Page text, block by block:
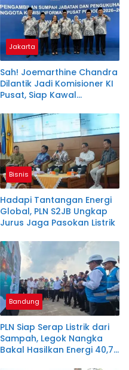
Jakarta
Sah! Joemarthine Chandra
Dilantik Jadi Komisioner KI
Pusat, Siap Kawal
Bisnis
Hadapi Tantangan Energi
Global, PLN S2JB Ungkap
Jurus Jaga Pasokan Listrik
Bandung
PLN Siap Serap Listrik dari
Sampah, Legok Nangka
Bakal Hasilkan Energi 40,79